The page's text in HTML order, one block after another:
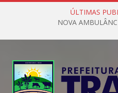
ÚLTIMAS
NOVA